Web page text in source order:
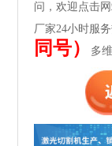
问，欢迎点击
厂家24小时服务
同号）
多